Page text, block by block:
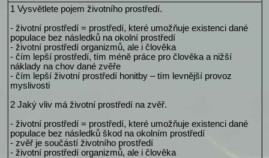
1 Vysvětlete pojem životního prostředí.
- životní prostředí = prostředí, které umožňuje existenci dané
populace bez následků na okolní prostředí
- životní prostředí organizmů, ale i člověka
- čím lepší prostředí, tím méně práce pro člověka a nižší
náklady na chov dané zvěře
- čím lepší životní prostředí honitby – tím levnější provoz
myslivosti
2 Jaký vliv má životní prostředí na zvěř.
- životní prostředí = prostředí, které umožňuje existenci dané
populace bez následků škod na okolním prostředí
- zvěř je součástí životního prostředí
- životní prostředí organizmů, ale i člověka